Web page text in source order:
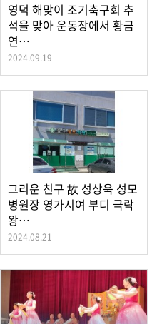
영덕 해맞이 조기축구회 추
석을 맞아 운동장에서 황금
연…
2024.09.19
그리운 친구 故 성상욱 성모
병원장 영가시여 부디 극락
왕…
2024.08.21